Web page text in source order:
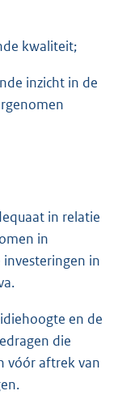
kwaliteit;
inzicht in de
in relatie
in
in
en de
die
vóór aftrek van